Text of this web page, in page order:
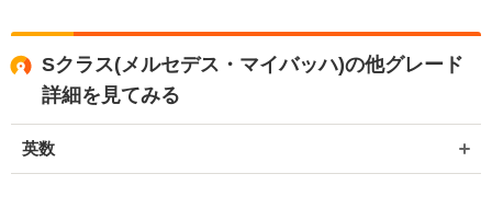
Sクラス(メルセデス・マイバッハ)の他グレード
詳細を見てみる
英数